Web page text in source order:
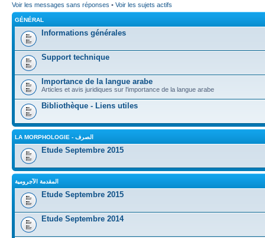
Voir les messages sans réponses • Voir les sujets actifs
GÉNÉRAL
Informations générales
Support technique
Importance de la langue arabe
Articles et avis juridiques sur l'importance de la langue arabe
Bibliothèque - Liens utiles
LA MORPHOLOGIE - الصرف
Etude Septembre 2015
المقدمة الآجرومية
Etude Septembre 2015
Etude Septembre 2014